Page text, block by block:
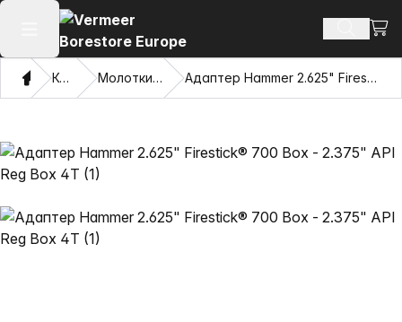
Відкрити головне меню Пошук
ДімКаталог Молотки Mincon™ HDD Адаптер Hammer 2.625" Firestick® 700 Box - 2.375" API Reg Box 4T